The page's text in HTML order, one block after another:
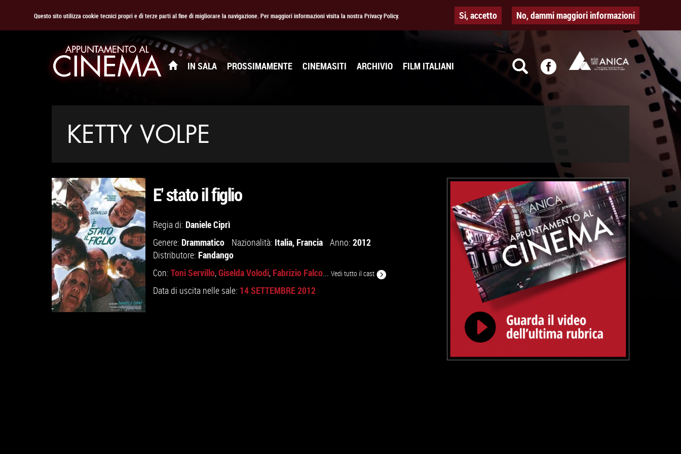
Questo sito utilizza cookie tecnici propri e di terze parti al fine di migliorare la navigazione. Per maggiori informazioni visita la nostra Privacy Policy. Si, accetto No, dammi maggiori informazioni
IN SALA PROSSIMAMENTE CINEMASITI ARCHIVIO FILM ITALIANI
KETTY VOLPE
E' stato il figlio
Regia di: Daniele Ciprì
Genere: Drammatico Nazionalità: Italia, Francia Anno: 2012
Distributore: Fandango
Con: Toni Servillo,Giselda Volodi, Fabrizio Falco... Vedi tutto il cast
Data di uscita nelle sale: 14 SETTEMBRE 2012